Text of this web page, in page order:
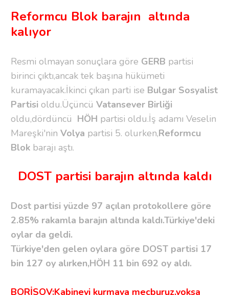
Reformcu Blok barajın altında
kalıyor
Resmi olmayan sonuçlara göre GERB partisi
birinci çıktı,ancak tek başına hükümeti
kuramayacak.İkinci çıkan parti ise Bulgar Sosyalist
Partisi oldu.Üçüncü Vatansever Birliği
oldu,dördüncü HÖH partisi oldu.İş adamı Veselin
Mareşki'nin Volya partisi 5. olurken,Reformcu
Blokbarajı aştı.
DOST partisi barajın altında kaldı
Dost partisi yüzde 97 açılan protokollere göre
2.85% rakamla barajın altında kaldı.Türkiye'deki
oylar da geldi.
Türkiye'den gelen oylara göre DOST partisi 17
bin 127 oy alırken,HÖH 11 bin 692 oy aldı.
BORİSOV:Kabineyi kurmaya mecburuz,yoksa